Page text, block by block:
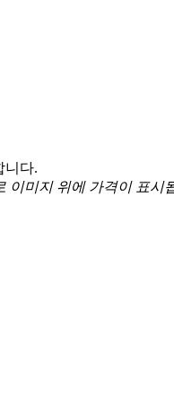
니다.
이미지 위에 가격이 표시